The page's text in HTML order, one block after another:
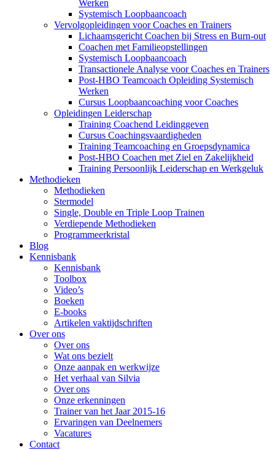
Werken
Systemisch Loopbaancoach
Vervolgopleidingen voor Coaches en Trainers
Lichaamsgericht Coachen bij Stress en Burn-out
Coachen met Familieopstellingen
Systemisch Loopbaancoach
Transactionele Analyse voor Coaches en Trainers
Post-HBO Teamcoach Opleiding Systemisch
Werken
Cursus Loopbaancoaching voor Coaches
Opleidingen Leiderschap
Training Coachend Leidinggeven
Cursus Coachingsvaardigheden
Training Teamcoaching en Groepsdynamica
Post-HBO Coachen met Ziel en Zakelijkheid
Training Persoonlijk Leiderschap en Werkgeluk
Methodieken
Methodieken
Stermodel
Single, Double en Triple Loop Trainen
Verdiepende Methodieken
Programmeerkristal
Blog
Kennisbank
Kennisbank
Toolbox
Video’s
Boeken
E-books
Artikelen vaktijdschriften
Over ons
Over ons
Wat ons bezielt
Onze aanpak en werkwijze
Het verhaal van Silvia
Over ons
Onze erkenningen
Trainer van het Jaar 2015-16
Ervaringen van Deelnemers
Vacatures
Contact